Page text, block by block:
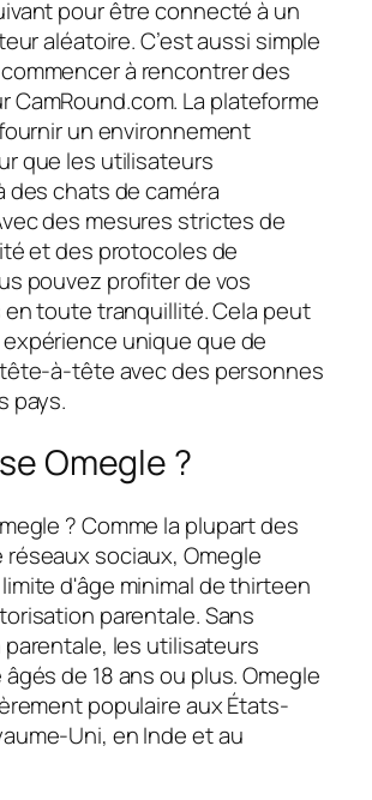
pour être connecté à un
aléatoire. C’est aussi simple
à rencontrer des
CamRound.com. La plateforme
un environnement
que les utilisateurs
des chats de caméra
des mesures strictes de
et des protocoles de
pouvez profiter de vos
toute tranquillité. Cela peut
unique que de
à-tête avec des personnes
pays.
Omegle ?
? Comme la plupart des
sociaux, Omegle
d'âge minimal de thirteen
parentale. Sans
les utilisateurs
de 18 ans ou plus. Omegle
populaire aux États-
Uni, en Inde et au